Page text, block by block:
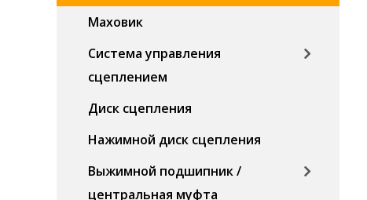
Маховик
Система управления
сцеплением
Диск сцепления
Нажимной диск сцепления
Выжимной подшипник /
центральная муфта